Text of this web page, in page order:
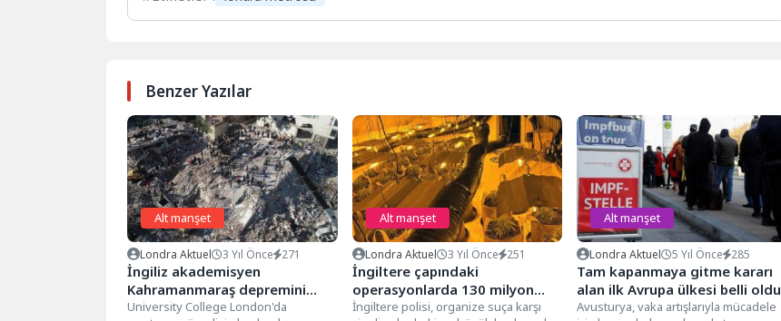
Benzer Yazılar
Alt manşet
Londra Aktuel 3 Yıl Önce 271
İngiliz akademisyen
Kahramanmaraş depremini
Britanya’ya uyarladı
University College London'da
Alt manşet
Londra Aktuel 3 Yıl Önce 251
İngiltere çapındaki
operasyonlarda 130 milyon
sterlin değerinde esrar ele
İngiltere polisi, organize suça karşı
Alt manşet
Londra Aktuel 5 Yıl Önce 285
Tam kapanmaya gitme kararı
alan ilk Avrupa ülkesi belli oldu
Avusturya, vaka artışlarıyla mücadele